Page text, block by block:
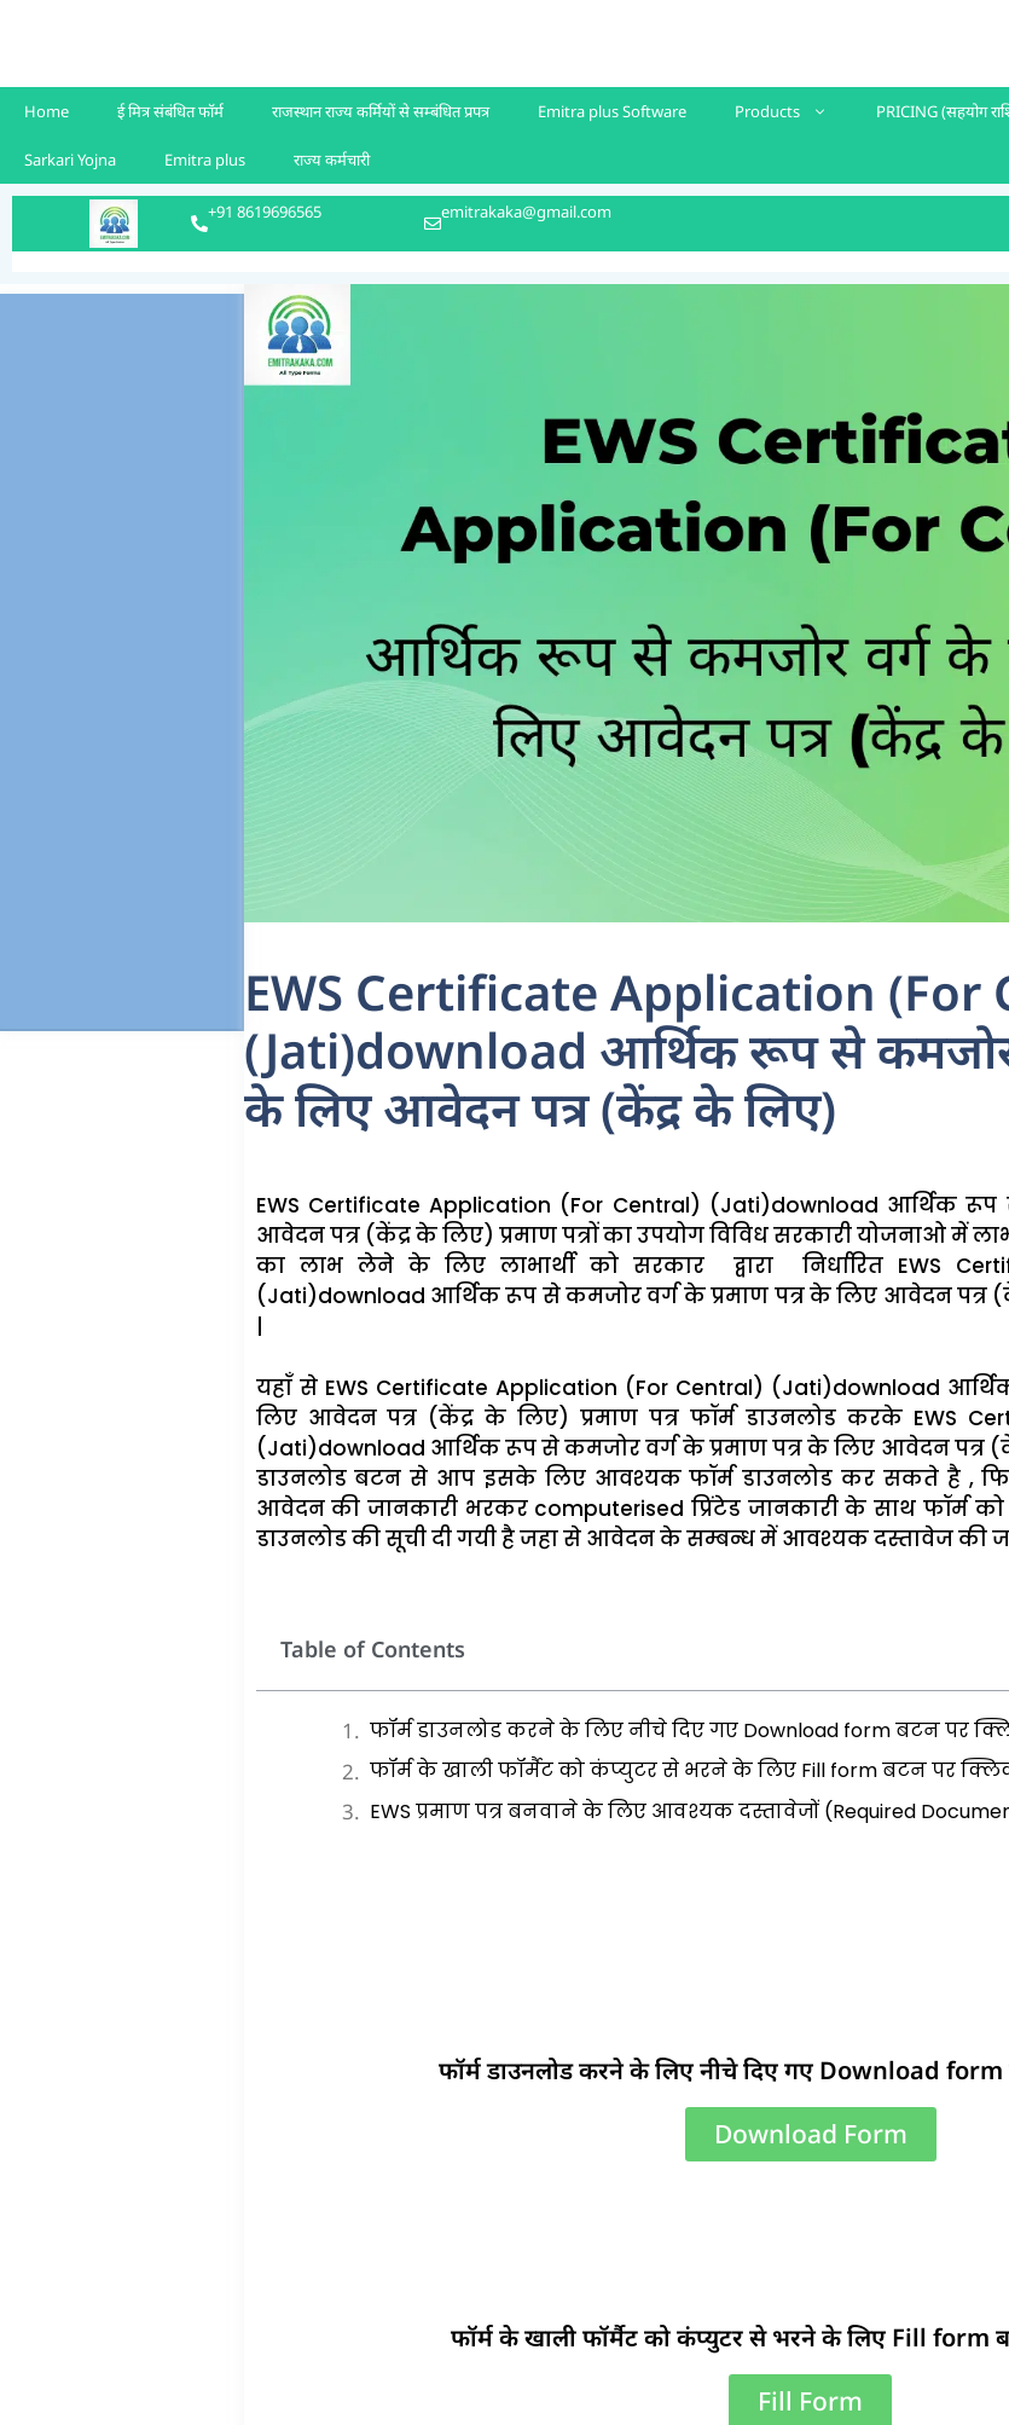
Home ई मित्र संबंधित फॉर्म राजस्थान राज्य कर्मियों से सम्बंधित प्रपत्र Emitra plus Software Products PRICING (सहयोग
Sarkari Yojna Emitra plus राज्य कर्मचारी
+91 8619696565 emitrakaka@gmail.com
EWS Certificate Application (For
(Jati)download आर्थिक रूप से कमजोर
के लिए आवेदन पत्र (केंद्र के लिए)
EWS Certificate Application (For Central) (Jati)download आर्थिक
आवेदन पत्र (केंद्र के लिए) प्रमाण पत्रों का उपयोग विविध सरकारी योजनाओ में
का लाभ लेने के लिए लाभार्थी को सरकार द्वारा निर्धारित EWS
(Jati)download आर्थिक रूप से कमजोर वर्ग के प्रमाण पत्र के लिए आवेदन पत्र
|
यहाँ से EWS Certificate Application (For Central) (Jati)download
लिए आवेदन पत्र (केंद्र के लिए) प्रमाण पत्र फॉर्म डाउनलोड करके EWS
(Jati)download आर्थिक रूप से कमजोर वर्ग के प्रमाण पत्र के लिए आवेदन पत्र
डाउनलोड बटन से आप इसके लिए आवश्यक फॉर्म डाउनलोड कर सकते है ,
आवेदन की जानकारी भरकर computerised प्रिंटेड जानकारी के साथ फॉर्म
डाउनलोड की सूची दी गयी है जहा से आवेदन के सम्बन्ध में आवश्यक दस्तावेज की
Table of Contents
फॉर्म डाउनलोड करने के लिए नीचे दिए गए Download form बटन पर
फॉर्म के खाली फॉर्मैट को कंप्युटर से भरने के लिए Fill form बटन पर
EWS प्रमाण पत्र बनवाने के लिए आवश्यक दस्तावेजों (Required
फॉर्म डाउनलोड करने के लिए नीचे दिए गए Download
Download Form
फॉर्म के खाली फॉर्मैट को कंप्युटर से भरने के लिए Fill form
Fill Form